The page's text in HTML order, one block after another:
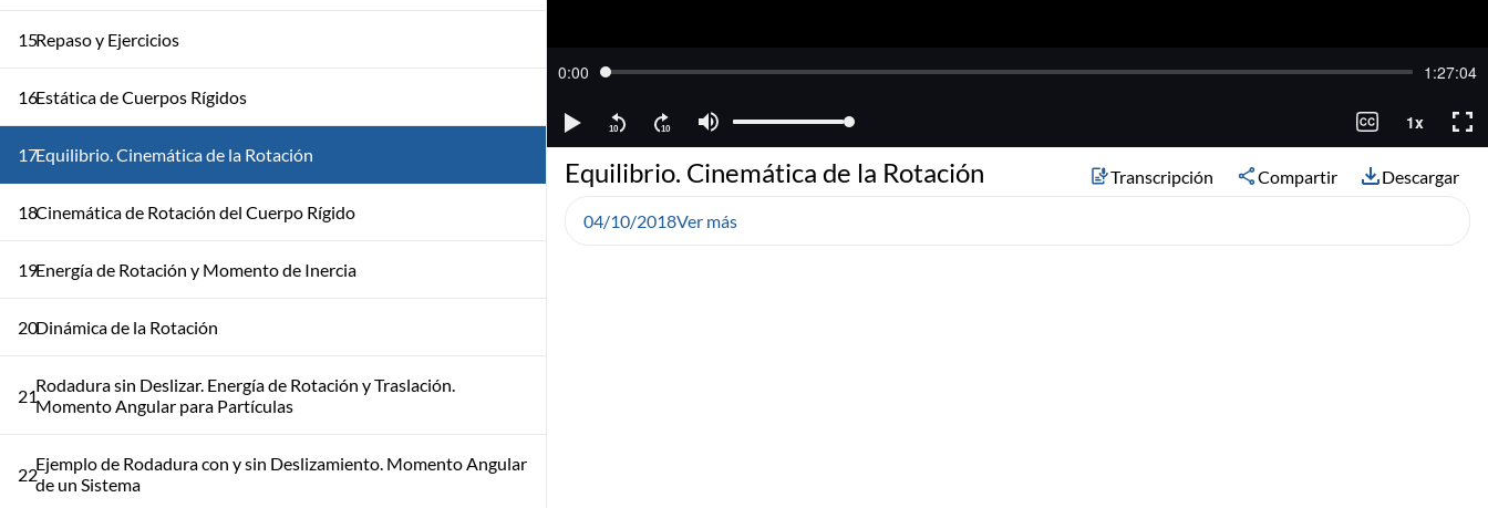
15Repaso y Ejercicios
16Estática de Cuerpos Rígidos
17Equilibrio. Cinemática de la Rotación
18Cinemática de Rotación del Cuerpo Rígido
19Energía de Rotación y Momento de Inercia
20Dinámica de la Rotación
21Rodadura sin Deslizar. Energía de Rotación y Traslación.
Momento Angular para Partículas
22Ejemplo de Rodadura con y sin Deslizamiento. Momento Angular
de un Sistema
Equilibrio. Cinemática de la Rotación Transcripción Compartir Descargar
04/10/2018Ver más